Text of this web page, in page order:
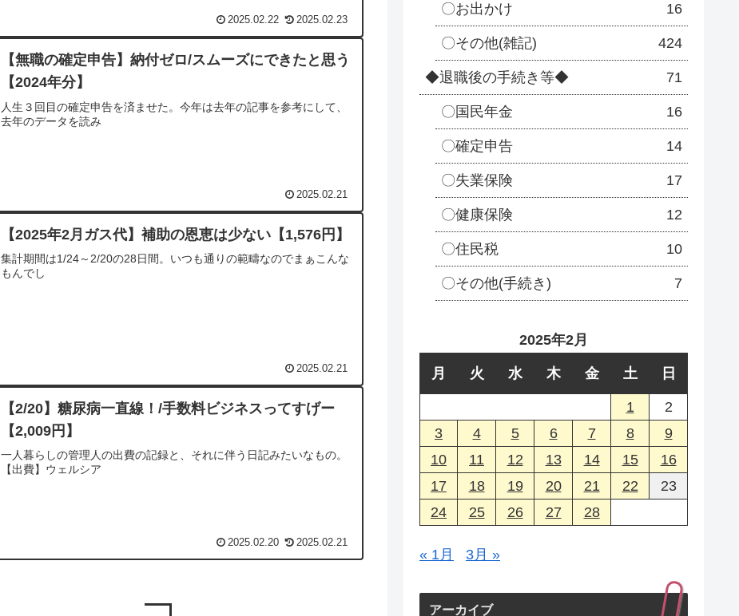
2025.02.22 2025.02.23
【無職の確定申告】納付ゼロ/スムーズにできたと思う
【2024年分】
人生３回目の確定申告を済ませた。今年は去年の記事を参考にして、
去年のデータを読み
2025.02.21
【2025年2月ガス代】補助の恩恵は少ない【1,576円】
集計期間は1/24～2/20の28日間。いつも通りの範疇なのでまぁこんな
もんでし
2025.02.21
【2/20】糖尿病一直線！/手数料ビジネスってすげー
【2,009円】
一人暮らしの管理人の出費の記録と、それに伴う日記みたいなもの。
【出費】ウェルシア
2025.02.20 2025.02.21
〇お出かけ 16
〇その他(雑記) 424
◆退職後の手続き等◆ 71
〇国民年金 16
〇確定申告 14
〇失業保険 17
〇健康保険 12
〇住民税 10
〇その他(手続き) 7
2025年2月
月 火 水 木 金 土 日
1
2
3
4 5 6 7 8
9
10
11 12 13 14 15
16
17
18 19 20 21 22
23
24
25 26 27 28
« 1月 3月 »
アーカイブ